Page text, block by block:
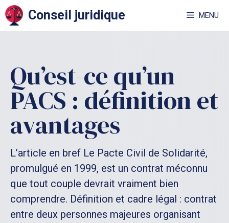
Aller
au
Conseil juridique MENU
Qu’est-ce qu’un
PACS : définition et
avantages
L’article en bref Le Pacte Civil de Solidarité,
promulgué en 1999, est un contrat méconnu
que tout couple devrait vraiment bien
comprendre. Définition et cadre légal : contrat
entre deux personnes majeures organisant